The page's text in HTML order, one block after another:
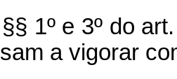
1º e 3º do
a vigorar